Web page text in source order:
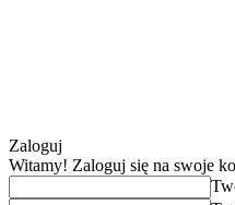
Zaloguj
Witamy! Zaloguj się na swoje